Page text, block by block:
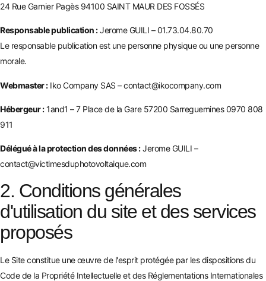
24 Rue Garnier Pagès 94100 SAINT MAUR DES FOSSÉS
Responsable publication :Jerome GUILI – 01.73.04.80.70
Le responsable publication est une personne physique ou une personne
morale.
Webmaster :Iko Company SAS – contact@ikocompany.com
Hébergeur :1and1 – 7 Place de la Gare 57200 Sarreguemines 0970 808
911
Délégué à la protection des données :Jerome GUILI –
contact@victimesduphotovoltaique.com
2. Conditions générales
d'utilisation du site et des services
proposés
Le Site constitue une œuvre de l'esprit protégée par les dispositions du
Code de la Propriété Intellectuelle et des Réglementations Internationales